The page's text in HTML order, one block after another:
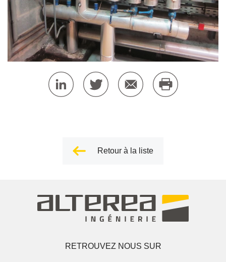
Retour à la liste
RETROUVEZ NOUS SUR